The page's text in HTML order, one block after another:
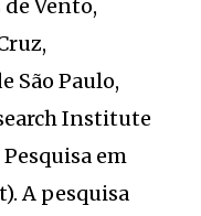
Vento,
São Paulo,
Institute
em
A pesquisa